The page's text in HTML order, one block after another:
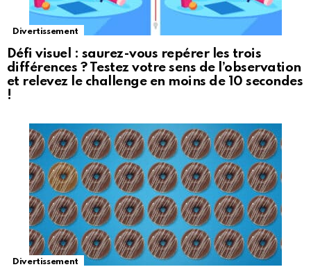
Divertissement
Défi visuel : saurez-vous repérer les trois
différences ? Testez votre sens de l’observation
et relevez le challenge en moins de 10 secondes
!
Divertissement